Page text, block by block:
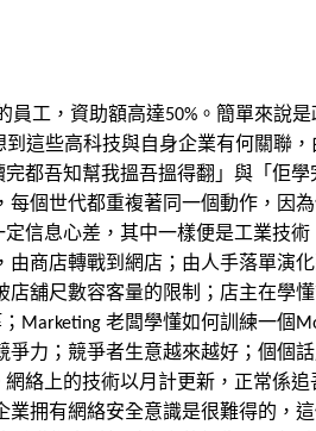
工，資助額高達50%。簡單來
這些高科技與自身企業有何關聯
都吾知幫我搵吾搵得翻」與「佢
個世代都重複著同一個動作，因
信息心差，其中一樣便是工業技
店轉戰到網店；由人手落單演化
舖尺數容客量的限制；店主在學
Marketing 老闆學懂如何訓練一
力；競爭者生意越來越好；個個
絡上的技術以月計更新，正常係
拥有網絡安全意識是很難得的，